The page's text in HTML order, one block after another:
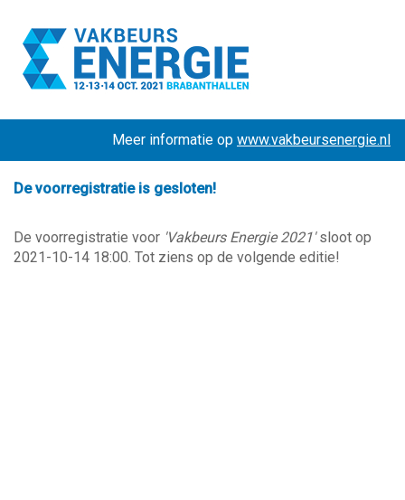
Meer informatie op www.vakbeursenergie.nl
De voorregistratie is gesloten!
De voorregistratie voor 'Vakbeurs Energie 2021'sloot op
2021-10-14 18:00. Tot ziens op de volgende editie!